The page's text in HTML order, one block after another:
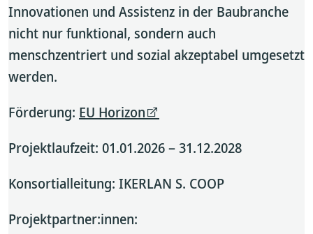
Innovationen und Assistenz in der Baubranche
nicht nur funktional, sondern auch
menschzentriert und sozial akzeptabel umgesetzt
werden.
Förderung: EU Horizon
Projektlaufzeit: 01.01.2026 – 31.12.2028
Konsortialleitung: IKERLAN S. COOP
Projektpartner:innen: